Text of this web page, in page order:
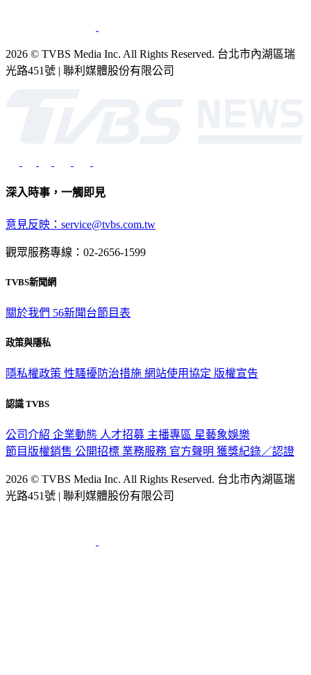
2026 © TVBS Media Inc. All Rights Reserved. 台北市內湖區瑞
光路451號 | 聯利媒體股份有限公司
深入時事，一觸即見
意見反映：service@tvbs.com.tw
觀眾服務專線：02-2656-1599
TVBS新聞網
關於我們 56新聞台節目表
政策與隱私
隱私權政策 性騷擾防治措施 網站使用協定 版權宣告
認識 TVBS
公司介紹 企業動態 人才招募 主播專區 星藝象娛樂
節目版權銷售 公開招標 業務服務 官方聲明 獲獎紀錄／認證
2026 © TVBS Media Inc. All Rights Reserved. 台北市內湖區瑞
光路451號 | 聯利媒體股份有限公司